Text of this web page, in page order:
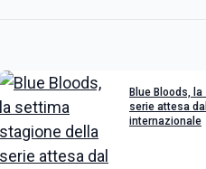
Blue Bloods,
serie attesa
internazionale